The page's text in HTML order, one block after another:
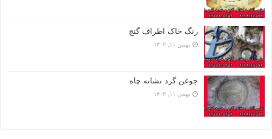
رنگ خاک اطراف گنج
بهمن ۱۱, ۱۴۰۲
جوغن گرد نشانه چاه
بهمن ۱۱, ۱۴۰۲